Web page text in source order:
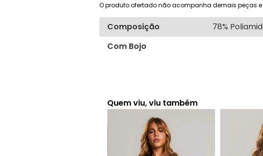
O produto ofertado não acompanha demais peças e
Composição
78%
Com Bojo
Quem viu, viu também